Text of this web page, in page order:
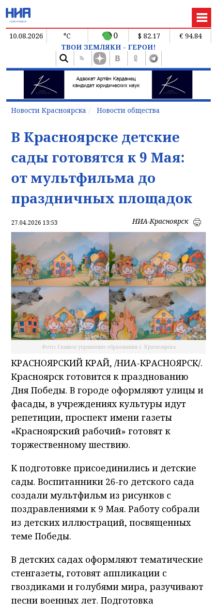
10.08.2026 °C 0 $ 82.17
€ 94.84
ТВОИ ЗЕМЛЯКИ - ГЕРОИ!
Новости Красноярска Новости общества
В Красноярске детские
сады готовятся к 9 Мая:
от мультфильма до
праздничных площадок
27.04.2026 13:53 НИА-Красноярск
Фото: Главное управление образования г. Красноярска
КРАСНОЯРСКИЙ КРАЙ, /НИА-КРАСНОЯРСК/.
Красноярск готовится к празднованию
Дня Победы. В городе оформляют улицы и
фасады, в учреждениях культуры идут
репетиции, проспект имени газеты
«Красноярский рабочий» готовят к
торжественному шествию.
К подготовке присоединились и детские
сады. Воспитанники 26-го детского сада
создали мультфильм из рисунков с
поздравлениями к 9 Мая. Работу собрали
из детских иллюстраций, посвященных
теме Победы.
В детских садах оформляют тематические
стенгазеты, готовят аппликации с
гвоздиками и голубями мира, разучивают
песни военных лет. Подготовка